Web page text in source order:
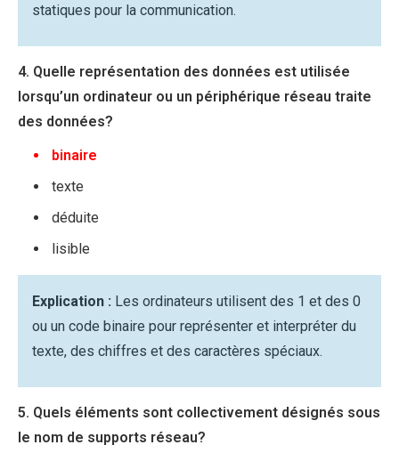
statiques pour la communication.
4. Quelle représentation des données est utilisée
lorsqu’un ordinateur ou un périphérique réseau traite
des données?
binaire
texte
déduite
lisible
Explication : Les ordinateurs utilisent des 1 et des 0
ou un code binaire pour représenter et interpréter du
texte, des chiffres et des caractères spéciaux.
5. Quels éléments sont collectivement désignés sous
le nom de supports réseau?